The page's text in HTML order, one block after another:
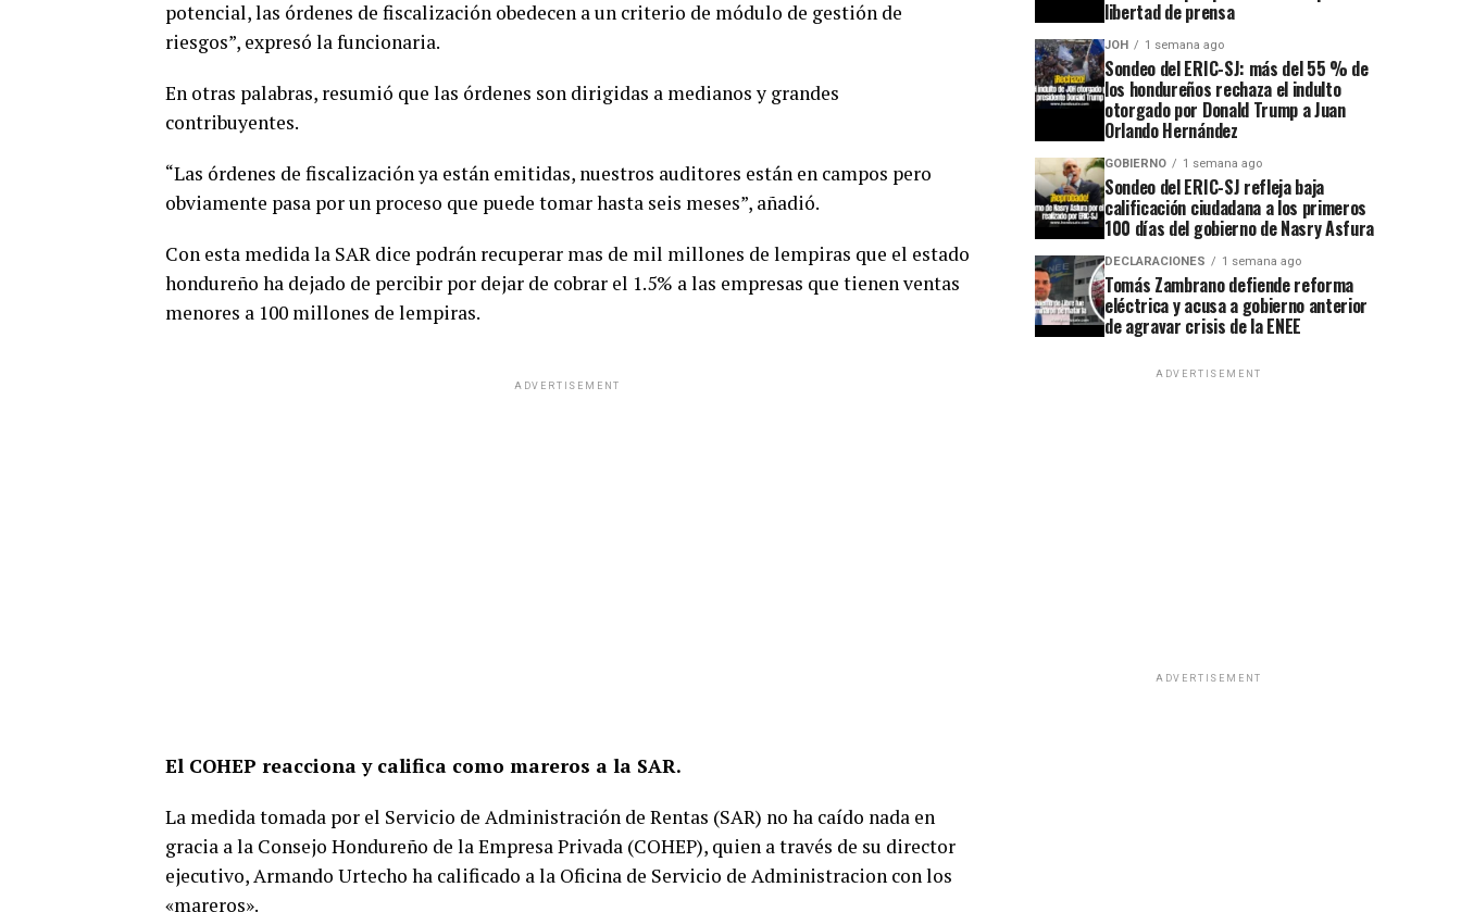
potencial, las órdenes de fiscalización obedecen a un criterio de módulo de gestión de
riesgos”, expresó la funcionaria.
En otras palabras, resumió que las órdenes son dirigidas a medianos y grandes
contribuyentes.
“Las órdenes de fiscalización ya están emitidas, nuestros auditores están en campos pero
obviamente pasa por un proceso que puede tomar hasta seis meses”, añadió.
Con esta medida la SAR dice podrán recuperar mas de mil millones de lempiras que el estado
hondureño ha dejado de percibir por dejar de cobrar el 1.5% a las empresas que tienen ventas
menores a 100 millones de lempiras.
ADVERTISEMENT
El COHEP reacciona y califica como mareros a la SAR.
La medida tomada por el Servicio de Administración de Rentas (SAR) no ha caído nada en
gracia a la Consejo Hondureño de la Empresa Privada (COHEP), quien a través de su director
ejecutivo, Armando Urtecho ha calificado a la Oficina de Servicio de Administracion con los
«mareros».
libertad de prensa
JOH 1 semana ago
Sondeo del ERIC-SJ: más del 55 % de
los hondureños rechaza el indulto
otorgado por Donald Trump a Juan
Orlando Hernández
GOBIERNO 1 semana ago
Sondeo del ERIC-SJ refleja baja
calificación ciudadana a los primeros
100 días del gobierno de Nasry Asfura
DECLARACIONES 1 semana ago
Tomás Zambrano defiende reforma
eléctrica y acusa a gobierno anterior
de agravar crisis de la ENEE
ADVERTISEMENT
ADVERTISEMENT